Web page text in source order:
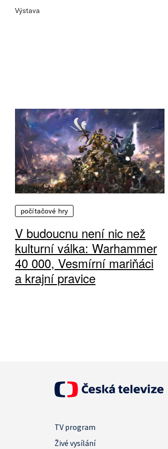
Výstava
počítačové hry
V budoucnu není nic než
kulturní válka: Warhammer
40 000, Vesmírní mariňáci
a krajní pravice
TV program
Živé vysílání